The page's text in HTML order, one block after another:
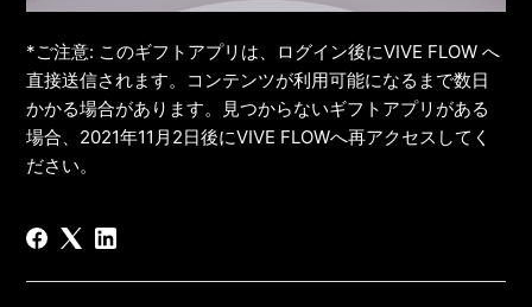
*ご注意: このギフトアプリは、ログイン後にVIVE FLOW へ
直接送信されます。コンテンツが利用可能になるまで数日
かかる場合があります。見つからないギフトアプリがある
場合、2021年11月2日後にVIVE FLOWへ再アクセスしてく
ださい。